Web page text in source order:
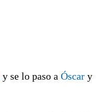
y se lo paso a Óscar y